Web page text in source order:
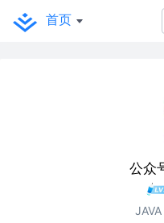
首页
公众
JAVA